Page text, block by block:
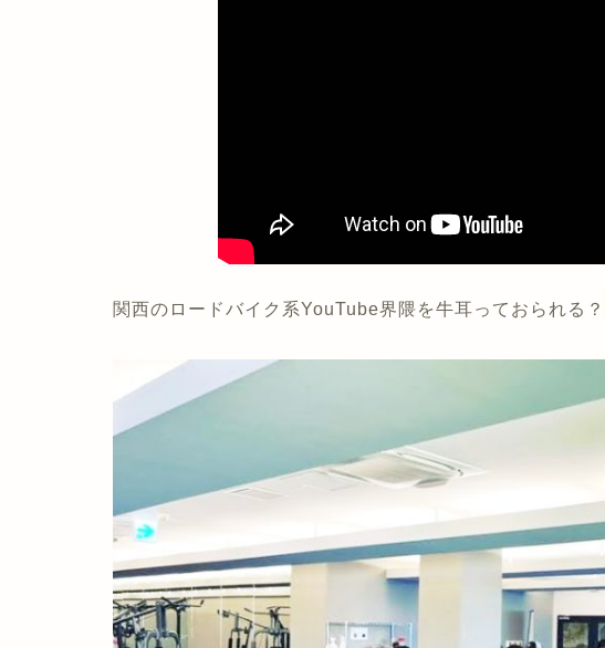
関西のロードバイク系YouTube界隈を牛耳っておられる？